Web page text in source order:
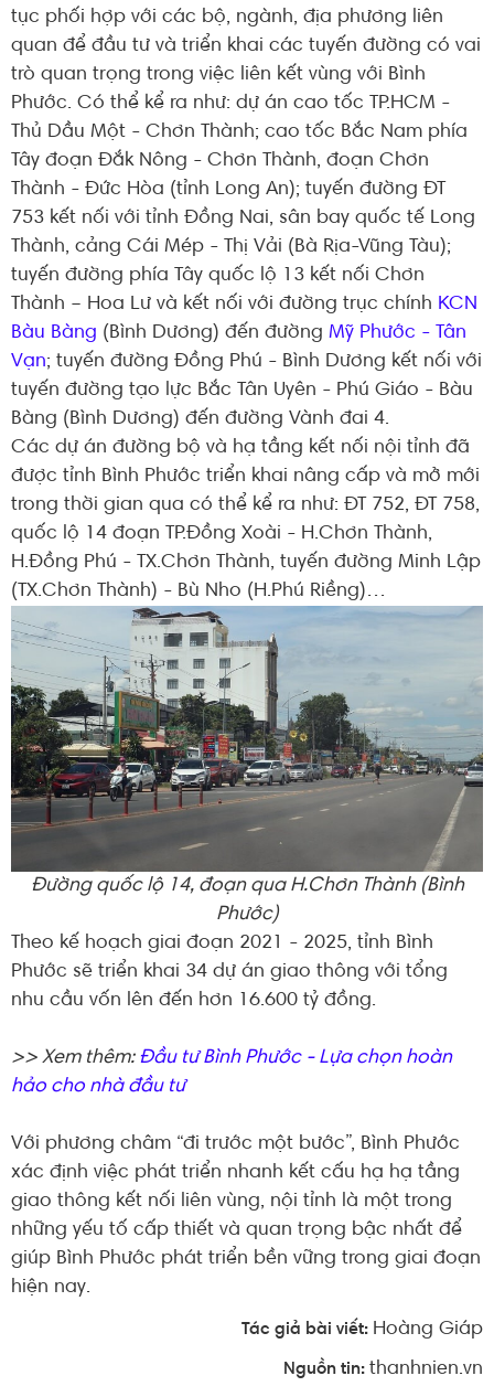
tục phối hợp với các bộ, ngành, địa phương liên
quan để đầu tư và triển khai các tuyến đường có vai
trò quan trọng trong việc liên kết vùng với Bình
Phước. Có thể kể ra như: dự án cao tốc TP.HCM -
Thủ Dầu Một - Chơn Thành; cao tốc Bắc Nam phía
Tây đoạn Đắk Nông - Chơn Thành, đoạn Chơn
Thành - Đức Hòa (tỉnh Long An); tuyến đường ĐT
753 kết nối với tỉnh Đồng Nai, sân bay quốc tế Long
Thành, cảng Cái Mép - Thị Vải (Bà Rịa-Vũng Tàu);
tuyến đường phía Tây quốc lộ 13 kết nối Chơn
Thành – Hoa Lư và kết nối với đường trục chính KCN
Bàu Bàng (Bình Dương) đến đường Mỹ Phước - Tân
Vạn; tuyến đường Đồng Phú - Bình Dương kết nối với
tuyến đường tạo lực Bắc Tân Uyên - Phú Giáo - Bàu
Bàng (Bình Dương) đến đường Vành đai 4.
Các dự án đường bộ và hạ tầng kết nối nội tỉnh đã
được tỉnh Bình Phước triển khai nâng cấp và mở mới
trong thời gian qua có thể kể ra như: ĐT 752, ĐT 758,
quốc lộ 14 đoạn TP.Đồng Xoài - H.Chơn Thành,
H.Đồng Phú - TX.Chơn Thành, tuyến đường Minh Lập
(TX.Chơn Thành) - Bù Nho (H.Phú Riềng)…
Đường quốc lộ 14, đoạn qua H.Chơn Thành (Bình
Phước)
Theo kế hoạch giai đoạn 2021 - 2025, tỉnh Bình
Phước sẽ triển khai 34 dự án giao thông với tổng
nhu cầu vốn lên đến hơn 16.600 tỷ đồng.
>> Xem thêm: Đầu tư Bình Phước - Lựa chọn hoàn
hảo cho nhà đầu tư
Với phương châm “đi trước một bước”, Bình Phước
xác định việc phát triển nhanh kết cấu hạ hạ tầng
giao thông kết nối liên vùng, nội tỉnh là một trong
những yếu tố cấp thiết và quan trọng bậc nhất để
giúp Bình Phước phát triển bền vững trong giai đoạn
hiện nay.
Tác giả bài viết: Hoàng Giáp
Nguồn tin: thanhnien.vn